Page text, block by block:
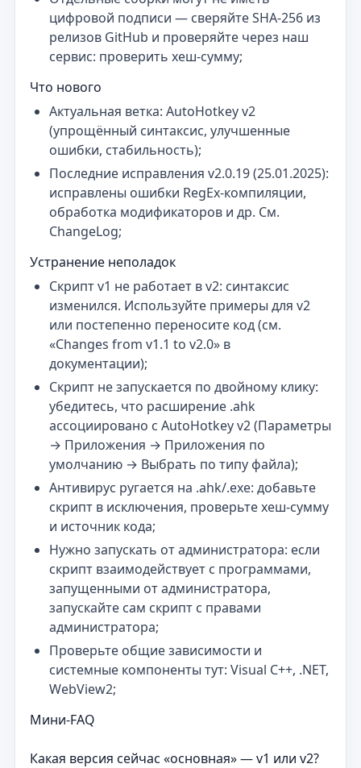
цифровой подписи — сверяйте SHA-256 из
релизов GitHub и проверяйте через наш
сервис: проверить хеш-сумму;
Что нового
Актуальная ветка: AutoHotkey v2
(упрощённый синтаксис, улучшенные
ошибки, стабильность);
Последние исправления v2.0.19 (25.01.2025):
исправлены ошибки RegEx-компиляции,
обработка модификаторов и др. См.
ChangeLog;
Устранение неполадок
Скрипт v1 не работает в v2: синтаксис
изменился. Используйте примеры для v2
или постепенно переносите код (см.
«Changes from v1.1 to v2.0» в
документации);
Скрипт не запускается по двойному клику:
убедитесь, что расширение .ahk
ассоциировано с AutoHotkey v2 (Параметры
→ Приложения → Приложения по
умолчанию → Выбрать по типу файла);
Антивирус ругается на .ahk/.exe: добавьте
скрипт в исключения, проверьте хеш-сумму
и источник кода;
Нужно запускать от администратора: если
скрипт взаимодействует с программами,
запущенными от администратора,
запускайте сам скрипт с правами
администратора;
Проверьте общие зависимости и
системные компоненты тут: Visual C++, .NET,
WebView2;
Мини-FAQ
Какая версия сейчас «основная» — v1 или v2?